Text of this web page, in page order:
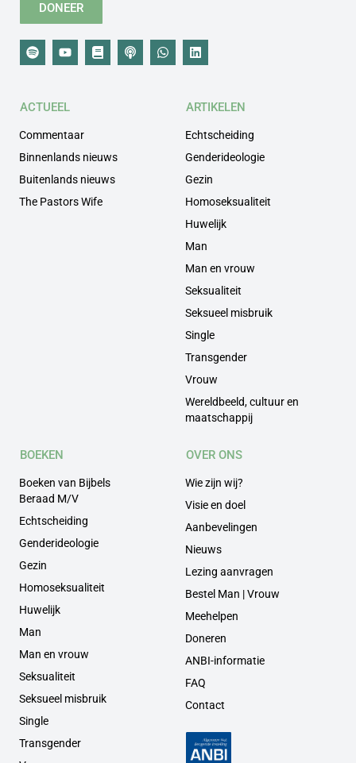
DONEER
ACTUEEL
Commentaar
Binnenlands nieuws
Buitenlands nieuws
The Pastors Wife
ARTIKELEN
Echtscheiding
Genderideologie
Gezin
Homoseksualiteit
Huwelijk
Man
Man en vrouw
Seksualiteit
Seksueel misbruik
Single
Transgender
Vrouw
Wereldbeeld, cultuur en
maatschappij
BOEKEN
Boeken van Bijbels
Beraad M/V
Echtscheiding
Genderideologie
Gezin
Homoseksualiteit
Huwelijk
Man
Man en vrouw
Seksualiteit
Seksueel misbruik
Single
Transgender
OVER ONS
Wie zijn wij?
Visie en doel
Aanbevelingen
Nieuws
Lezing aanvragen
Bestel Man | Vrouw
Meehelpen
Doneren
ANBI-informatie
FAQ
Contact